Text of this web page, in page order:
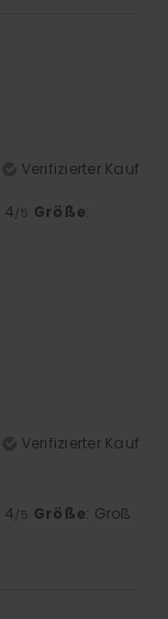
Verifizierter Kauf
4/5 Größe:
Verifizierter Kauf
4/5 Größe: Groß